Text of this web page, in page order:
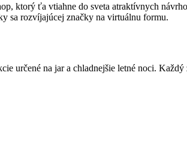
ktorý ťa vtiahne do sveta atraktívnych
sa rozvíjajúcej značky na virtuálnu formu.
určené na jar a chladnejšie letné noci.